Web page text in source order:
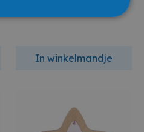
In winkelmandje